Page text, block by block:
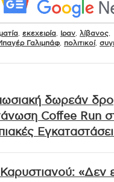
εκεχειρία Ιραν λίβανος
Γαλιμπάφ
πολιτικοί,
δωρεάν
Coffee Run
Καρυστιανού: «Δεν